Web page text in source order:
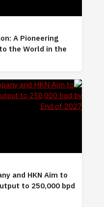
A Pioneering
the World in the
and HKN Aim to
to 250,000 bpd